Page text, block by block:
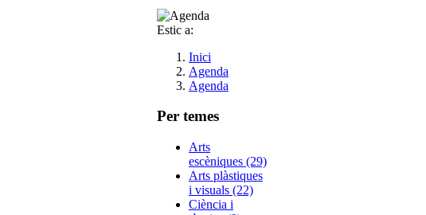
Estic a:
Inici
Agenda
Agenda
Per temes
Arts
escèniques (29)
Arts plàstiques
i visuals (22)
Ciència i